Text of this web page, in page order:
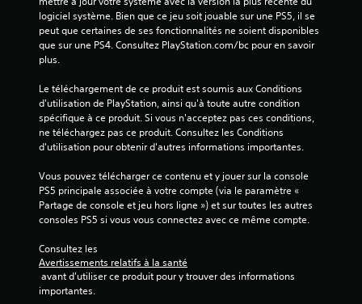
i
s
logiciel système. Bien que ce jeu soit jouable sur une PS5, il se
peut que certaines de ses fonctionnalités ne soient disponibles
que sur une PS4. Consultez PlayStation.com/bc pour en savoir
plus.
Le téléchargement de ce produit est soumis aux Conditions
d'utilisation de PlayStation, ainsi qu'à toute autre condition
spécifique à ce produit. Si vous n'acceptez pas ces conditions,
ne téléchargez pas ce produit. Consultez les Conditions
d'utilisation pour obtenir d'autres informations importantes.
Vous pouvez télécharger ce contenu et y jouer sur la console
PS5 principale associée à votre compte (via le paramètre «
Partage de console et jeu hors ligne ») et sur toutes les autres
consoles PS5 si vous vous connectez avec ce même compte.
Consultez les
Avertissements relatifs à la santé
importantes.